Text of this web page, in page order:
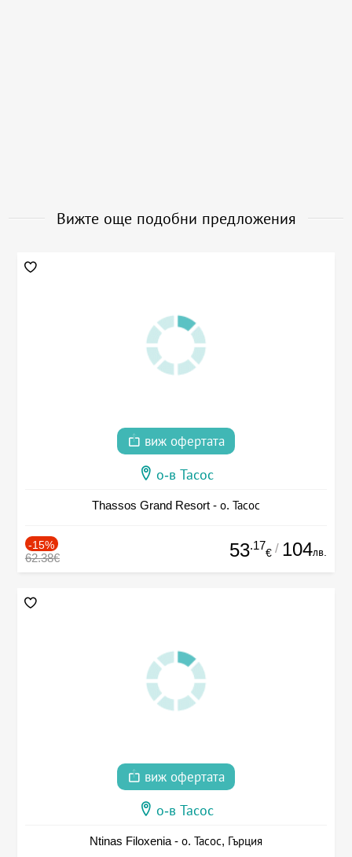
Вижте още подобни предложения
виж офертата
о-в Тасос
Thassos Grand Resort - о. Тасос
-15%
62.38€ 53.17
€ / 104лв.
виж офертата
о-в Тасос
Ntinas Filoxenia - о. Тасос, Гърция